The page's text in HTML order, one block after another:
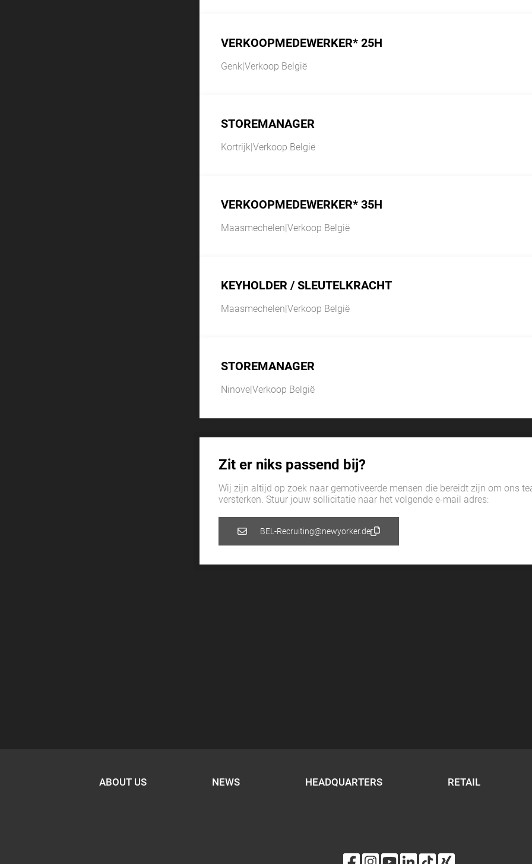
VERKOOPMEDEWERKER* 25H
Genk|Verkoop België
STOREMANAGER
Kortrijk|Verkoop België
VERKOOPMEDEWERKER* 35H
Maasmechelen|Verkoop België
KEYHOLDER / SLEUTELKRACHT
Maasmechelen|Verkoop België
STOREMANAGER
Ninove|Verkoop België
Zit er niks passend bij?
Wij zijn altijd op zoek naar gemotiveerde mensen die bereidt zijn om ons
versterken. Stuur jouw sollicitatie naar het volgende e-mail adres:
BEL-Recruiting@newyorker.de
ABOUT US NEWS HEADQUARTERS RETAIL